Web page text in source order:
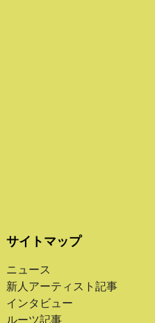
サイトマップ
ニュース
新人アーティスト記事
インタビュー
ルーツ記事